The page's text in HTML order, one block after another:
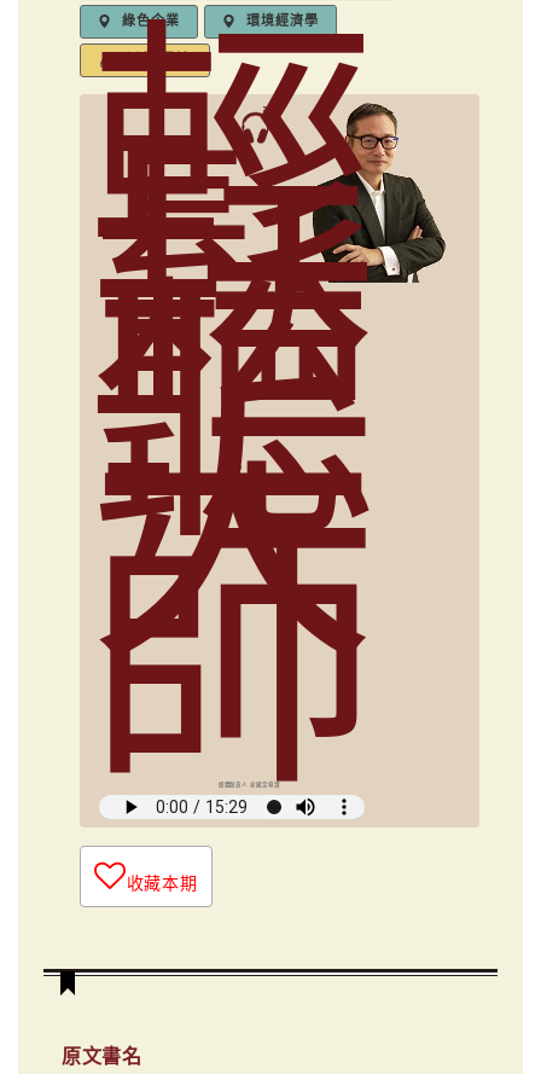
綠色企業 環境經濟學
輕
鬆
聽
大
師
媒體創意人 俞國定導讀
收藏本期
原文書名